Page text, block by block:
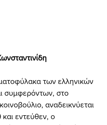
συμφερόντων, στο
αναδεικνύεται
εντεύθεν, ο